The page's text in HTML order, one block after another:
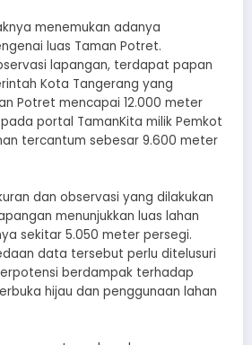
menemukan adanya
luas Taman Potret.
lapangan, terdapat papan
Kota Tangerang yang
Potret mencapai 12.000 meter
portal TamanKita milik Pemkot
tercantum sebesar 9.600 meter
dan observasi yang dilakukan
menunjukkan luas lahan
sekitar 5.050 meter persegi.
data tersebut perlu ditelusuri
berdampak terhadap
hijau dan penggunaan lahan